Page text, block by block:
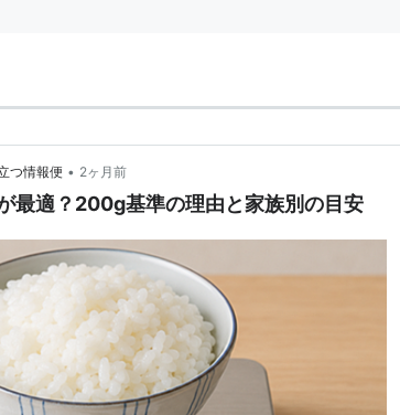
つ情報便 • 2ヶ月前
最適？200g基準の理由と家族別の目安